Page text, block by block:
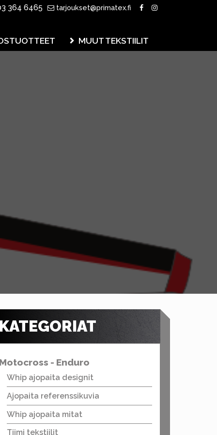
364 6465 tarjoukset@primatex.fi
MUUT TEKSTIILIT
- Enduro
Whip ajopaita designit
Ajopaita referenssikuvia
Whip ajopaita mitat
Tiimi tekstiilit